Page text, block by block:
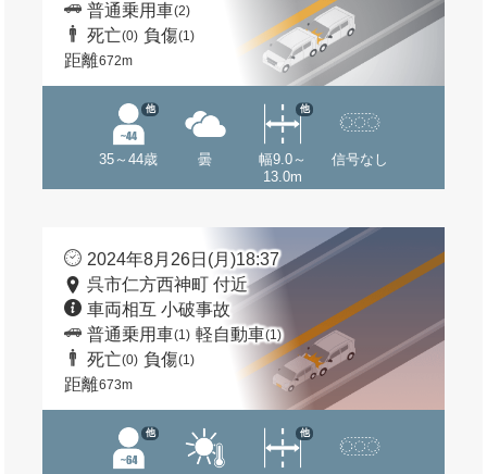
普通乗用車(2)
死亡(0) 負傷(1)
距離672m
35～44歳
他
曇
幅9.0～
13.0m
他
信号なし
2024年8月26日(月)18:37
呉市仁方西神町 付近
車両相互 小破事故
普通乗用車(1) 軽自動車(1)
死亡(0) 負傷(1)
距離673m
他 他